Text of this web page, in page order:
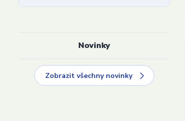
Novinky
Zobrazit všechny novinky